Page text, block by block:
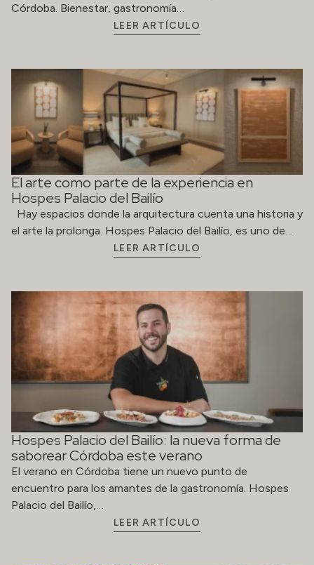
Córdoba. Bienestar, gastronomía…
LEER ARTÍCULO
El arte como parte de la experiencia en
Hospes Palacio del Bailío
Hay espacios donde la arquitectura cuenta una historia y
el arte la prolonga. Hospes Palacio del Bailío, es uno de…
LEER ARTÍCULO
Hospes Palacio del Bailío: la nueva forma de
saborear Córdoba este verano
El verano en Córdoba tiene un nuevo punto de
encuentro para los amantes de la gastronomía. Hospes
Palacio del Bailío,…
LEER ARTÍCULO